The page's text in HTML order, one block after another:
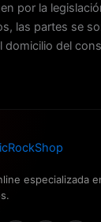
por la
las partes se
domicilio del
especializada